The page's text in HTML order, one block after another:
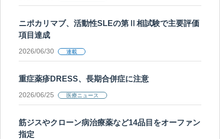
ニポカリマブ、活動性SLEの第Ⅱ相試験で主要評価
項目達成
2026/06/30 連載
重症薬疹DRESS、長期合併症に注意
2026/06/25 医療ニュース
筋ジスやクローン病治療薬など14品目をオーファン
指定